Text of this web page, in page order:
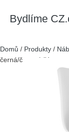
Bydlíme
Domů / Produkty /
černá/černo-bílá